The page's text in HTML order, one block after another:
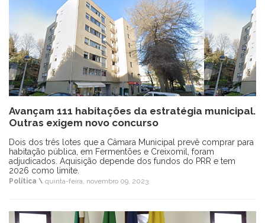
Avançam 111 habitações da estratégia municipal.
Outras exigem novo concurso
Dois dos três lotes que a Câmara Municipal prevê comprar para
habitação pública, em Fermentões e Creixomil, foram
adjudicados. Aquisição depende dos fundos do PRR e tem
2026 como limite.
Política \ quinta-feira, novembro 09, 2023